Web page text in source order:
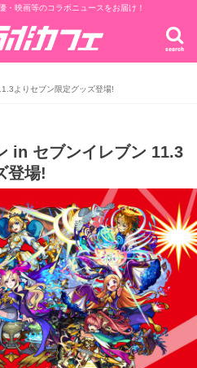
・映画等のコラボニュースをお届け！
search
よりセブン限定グッズ登場!
in セブンイレブン 11.3
登場!